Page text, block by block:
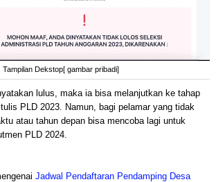
Tampilan Dekstop[ gambar pribadi]
lulus, maka ia bisa melanjutkan ke tahap
PLD 2023. Namun, bagi pelamar yang tidak
atau tahun depan bisa mencoba lagi untuk
PLD 2024.
Jadwal Pendaftaran Pendamping Desa